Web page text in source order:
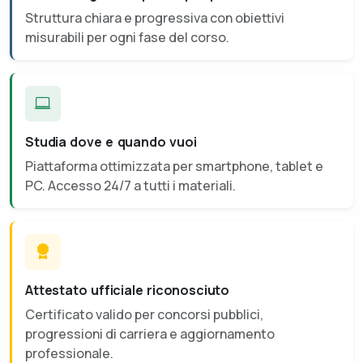
Struttura chiara e progressiva con obiettivi
misurabili per ogni fase del corso.
Studia dove e quando vuoi
Piattaforma ottimizzata per smartphone, tablet e
PC. Accesso 24/7 a tutti i materiali.
Attestato ufficiale riconosciuto
Certificato valido per concorsi pubblici,
progressioni di carriera e aggiornamento
professionale.